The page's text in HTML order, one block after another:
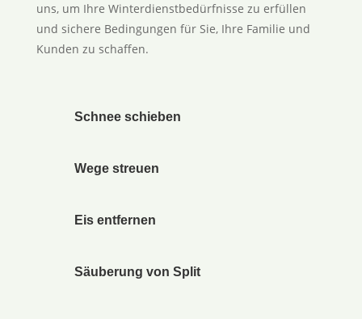
uns, um Ihre Winterdienstbedürfnisse zu erfüllen
und sichere Bedingungen für Sie, Ihre Familie und
Kunden zu schaffen.
Schnee schieben
Wege streuen
Eis entfernen
Säuberung von Split